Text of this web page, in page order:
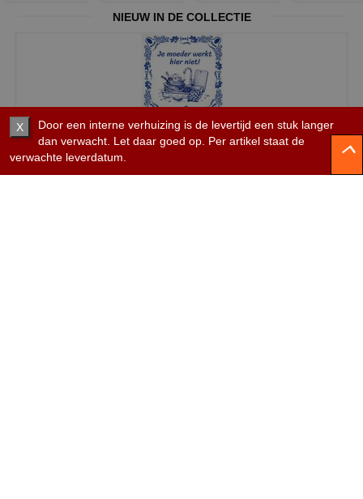
NIEUW IN DE COLLECTIE
€11,95
Tegeltje voor opruimen kantine...
X
Door een interne verhuizing is de levertijd een stuk langer
dan verwacht. Let daar goed op. Per artikel staat de
verwachte leverdatum.